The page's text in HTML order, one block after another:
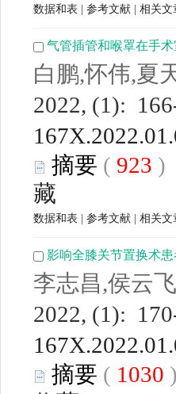
数据和表 参考文献 相关文
气管插管和喉罩在手
白鹏,怀伟,夏
2022, (1):
摘要 ( 923 )
藏
数据和表 参考文献 相关文
影响全膝关节置换术
李志昌,侯云
2022, (1):
摘要 ( 1030